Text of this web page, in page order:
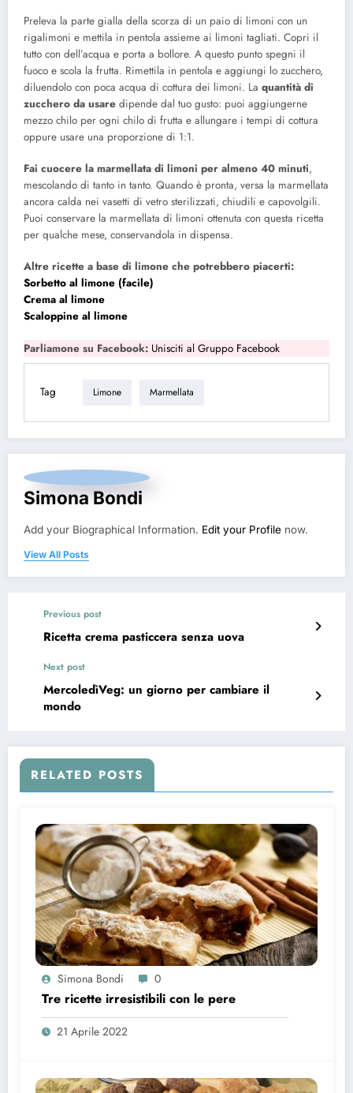
Preleva la parte gialla della scorza di un paio di limoni con un
rigalimoni e mettila in pentola assieme ai limoni tagliati. Copri il
tutto con dell’acqua e porta a bollore. A questo punto spegni il
fuoco e scola la frutta. Rimettila in pentola e aggiungi lo zucchero,
diluendolo con poca acqua di cottura dei limoni. La quantità di
zucchero da usare dipende dal tuo gusto: puoi aggiungerne
mezzo chilo per ogni chilo di frutta e allungare i tempi di cottura
oppure usare una proporzione di 1:1.
Fai cuocere la marmellata di limoni per almeno 40 minuti,
mescolando di tanto in tanto. Quando è pronta, versa la marmellata
ancora calda nei vasetti di vetro sterilizzati, chiudili e capovolgili.
Puoi conservare la marmellata di limoni ottenuta con questa ricetta
per qualche mese, conservandola in dispensa.
Altre ricette a base di limone che potrebbero piacerti:
Sorbetto al limone (facile)
Crema al limone
Scaloppine al limone
Parliamone su Facebook: Unisciti al Gruppo Facebook
Tag Limone Marmellata
Simona Bondi
Add your Biographical Information. Edit your Profile now.
View All Posts
Previous post
Ricetta crema pasticcera senza uova
Next post
MercoledìVeg: un giorno per cambiare il
mondo
RELATED POSTS
Simona Bondi 0
Tre ricette irresistibili con le pere
21 Aprile 2022